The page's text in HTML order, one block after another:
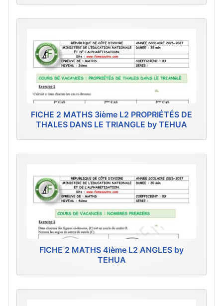
FICHE 2 MATHS 3ième L2 PROPRIÉTÉS DE
THALES DANS LE TRIANGLE by TEHUA
FICHE 2 MATHS 4ième L2 ANGLES by
TEHUA